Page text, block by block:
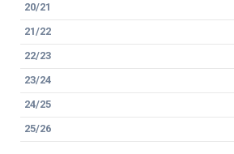
20/21
21/22
22/23
23/24
24/25
25/26